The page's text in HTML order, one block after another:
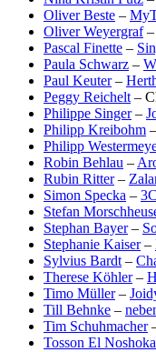
Oliver Beste –
Oliver Weyergraf–
Pascal Finette –
Paula Schwarz –
Paul Keuter–
Peggy Reichelt –
Philippe Singer–
Philipp Kreibohm
Philipp
Robin Behlau –
Rubin Ritter–
Simon Specka –
Stefan
Stephan Bayer–
Stephanie Kaiser–
Sylvius Bardt –
Therese Köhler–
Timo Müller–
Till Behnke –
Tim Schuhmacher
Tosson El